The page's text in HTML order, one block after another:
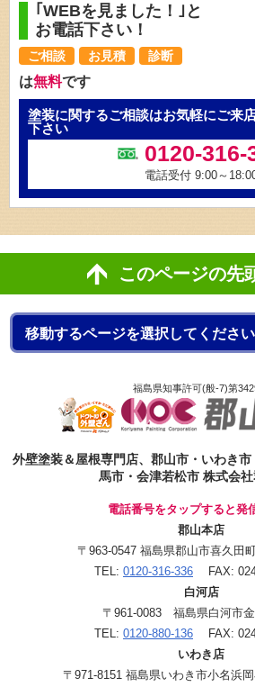
｢WEBを見ました！｣と
お電話下さい！
ご相談 お見積 診断
は無料です
塗装に関するご相談はお気軽にご来
下さい
0120-316-
電話受付 9:00～
このページの先
福島県知事許可(般-7)第
外壁塗装＆屋根専門店、郡山市・いわき
馬市・会津若松市 株式会
電話番号をタップすると発
郡山本店
〒963-0547 福島県郡山市喜久田
TEL: 0120-316-336 FAX:
白河店
〒961-0083 福島県白河市
TEL: 0120-880-136 FAX:
いわき店
〒971-8151 福島県いわき市小名浜